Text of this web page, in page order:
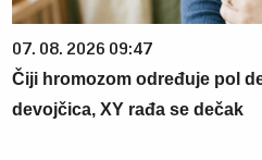
07. 08. 2026 09:47
Čiji hromozom određuje pol
devojčica, XY rađa se dečak